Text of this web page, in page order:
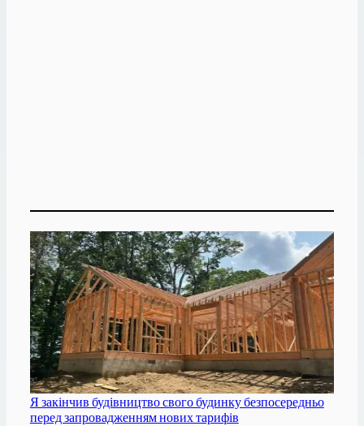
Я закінчив будівництво свого будинку безпосередньо
перед запровадженням нових тарифів